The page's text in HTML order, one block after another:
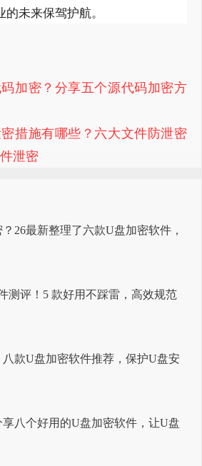
未来保驾护航。
加密？分享五个源代码加密方
措施有哪些？六大文件防泄密
泄密
26最新整理了六款U盘加密软件，
测评！5 款好用不踩雷，高效规范
款U盘加密软件推荐，保护U盘安
八个好用的U盘加密软件，让U盘